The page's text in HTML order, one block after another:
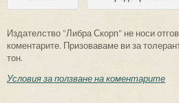
Издателство "Либра Скорп" не носи
коментарите. Призоваваме ви за
тон.
Условия за ползване на коментарите